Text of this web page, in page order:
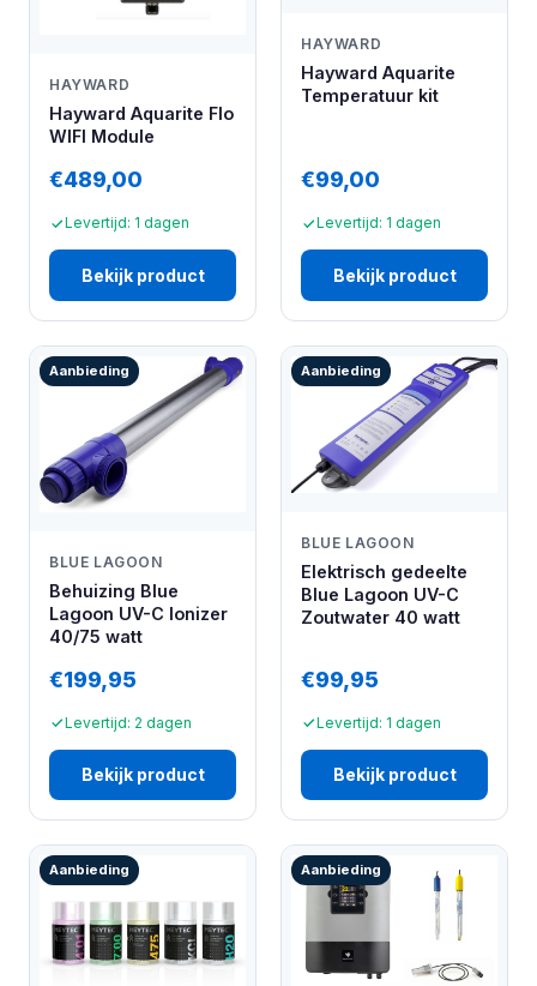
HAYWARD
Hayward Aquarite Flo
WIFI Module
€489,00
Levertijd: 1 dagen
Bekijk product
HAYWARD
Hayward Aquarite
Temperatuur kit
€99,00
Levertijd: 1 dagen
Bekijk product
Aanbieding
BLUE LAGOON
Behuizing Blue
Lagoon UV-C Ionizer
40/75 watt
€199,95
Levertijd: 2 dagen
Bekijk product
Aanbieding
BLUE LAGOON
Elektrisch gedeelte
Blue Lagoon UV-C
Zoutwater 40 watt
€99,95
Levertijd: 1 dagen
Bekijk product
Aanbieding Aanbieding